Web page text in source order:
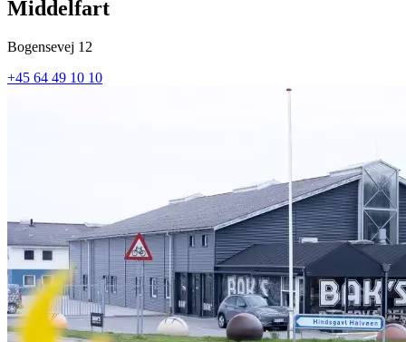
Middelfart
Bogensevej 12
+45 64 49 10 10